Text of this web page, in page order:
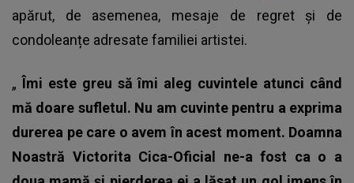
apărut, de asemenea, mesaje de regret și de
condoleanțe adresate familiei artistei.
„Îmi este greu să îmi aleg cuvintele atunci când
mă doare sufletul. Nu am cuvinte pentru a exprima
durerea pe care o avem în acest moment. Doamna
Noastră Victorita Cica-Oficial ne-a fost ca o a